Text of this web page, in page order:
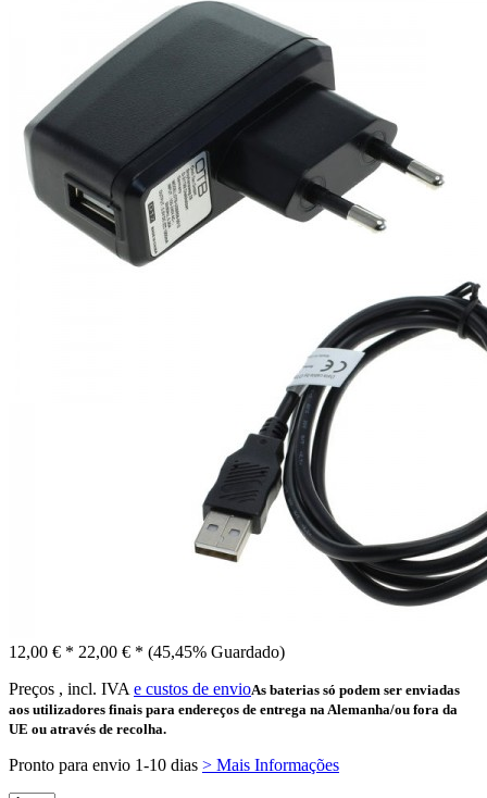
12,00 € * 22,00 € * (45,45% Guardado)
Preços , incl. IVA e custos de envioAs baterias só podem ser enviadas
aos utilizadores finais para endereços de entrega na Alemanha/ou fora da
UE ou através de recolha.
Pronto para envio 1-10 dias > Mais Informações